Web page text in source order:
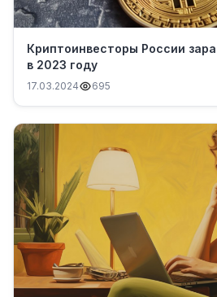
Криптоинвесторы России
в 2023 году
17.03.2024 695